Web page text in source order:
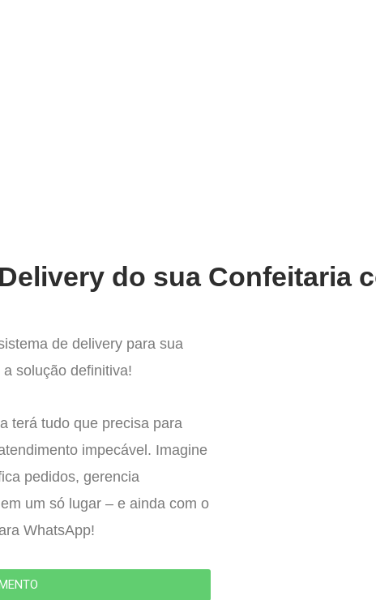
do sua Confeitaria
de delivery para sua
solução definitiva!
terá tudo que precisa para
impecável. Imagine
pedidos, gerencia
um só lugar – e ainda com o
WhatsApp!